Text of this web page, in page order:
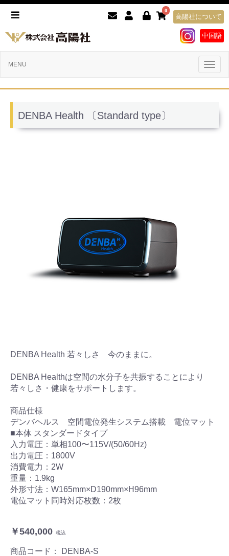
0
高陽社について
中国語
MENU
DENBA Health 〔Standard type〕
DENBA Health 若々しさ 今のままに。
DENBA Healthは空間の水分子を共振することにより
若々しさ・健康をサポートします。
商品仕様
デンバヘルス 空間電位発生システム搭載 電位マット
■本体 スタンダードタイプ
入力電圧：単相100〜115V/(50/60Hz)
出力電圧：1800V
消費電力：2W
重量：1.9kg
外形寸法：W165mm×D190mm×H96mm
電位マット同時対応枚数：2枚
￥540,000 税込
商品コード： DENBA-S